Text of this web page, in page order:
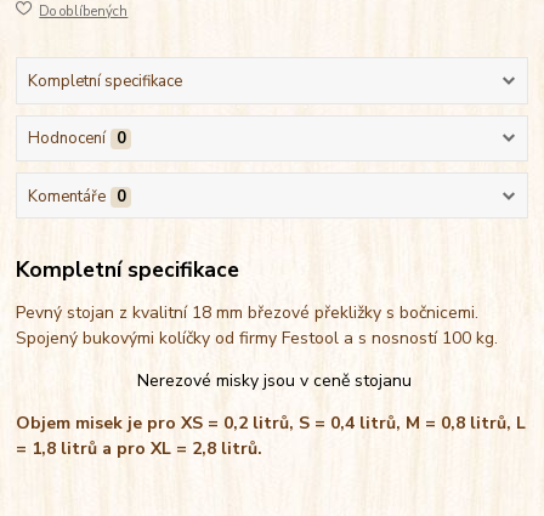
Do oblíbených
Kompletní specifikace
Hodnocení 0
Komentáře 0
Kompletní specifikace
Pevný stojan z kvalitní 18 mm březové překližky s bočnicemi.
Spojený bukovými kolíčky od firmy Festool a s nosností 100 kg.
Nerezové misky jsou v ceně stojanu
Objem misek je pro XS = 0,2 litrů, S = 0,4 litrů, M = 0,8 litrů, L
= 1,8 litrů a pro XL = 2,8 litrů.